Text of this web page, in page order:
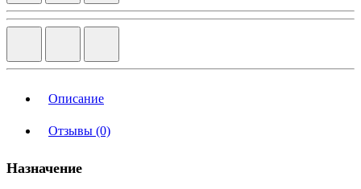
Описание
Отзывы (0)
Назначение